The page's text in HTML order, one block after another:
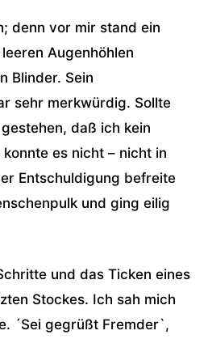
denn vor mir stand ein
Augenhöhlen
Blinder. Sein
sehr merkwürdig. Sollte
daß ich kein
es nicht – nicht in
Entschuldigung befreite
und ging eilig
und das Ticken eines
Stockes. Ich sah mich
´Sei gegrüßt Fremder`,